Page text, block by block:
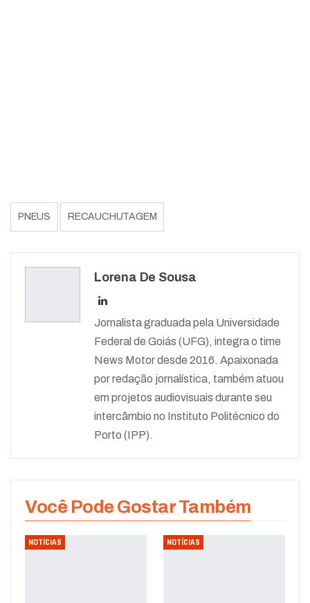
PNEUS RECAUCHUTAGEM
Lorena De Sousa
Jornalista graduada pela Universidade
Federal de Goiás (UFG), integra o time
News Motor desde 2016. Apaixonada
por redação jornalística, também atuou
em projetos audiovisuais durante seu
intercâmbio no Instituto Politécnico do
Porto (IPP).
Você Pode Gostar Também
NOTÍCIAS NOTÍCIAS